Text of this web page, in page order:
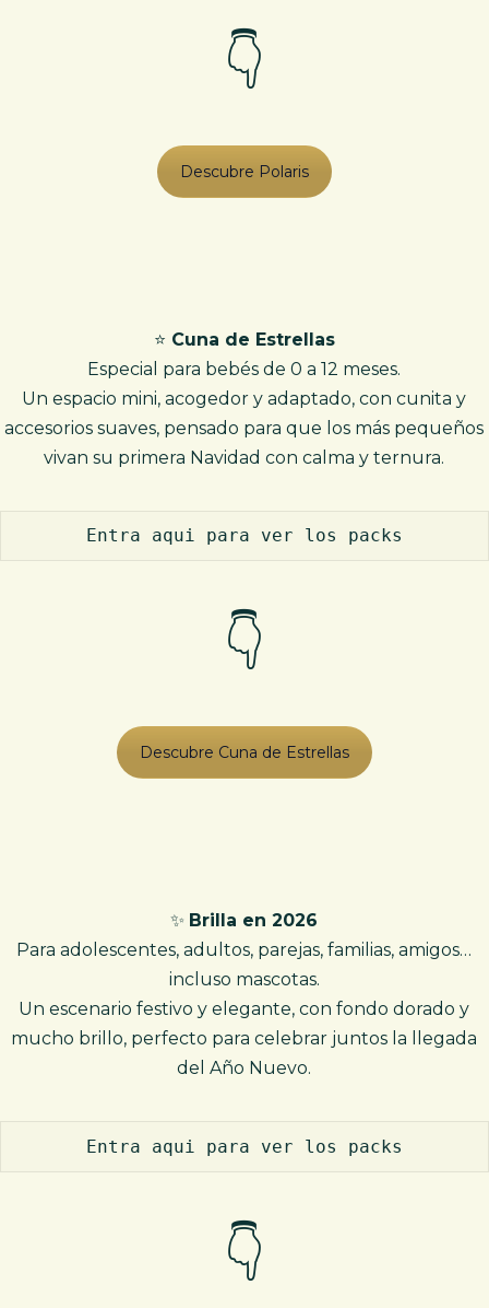
👇
Descubre Polaris
⭐ Cuna de Estrellas
Especial para bebés de 0 a 12 meses.
Un espacio mini, acogedor y adaptado, con cunita y
accesorios suaves, pensado para que los más pequeños
vivan su primera Navidad con calma y ternura.
Entra aqui para ver los packs
👇
Descubre Cuna de Estrellas
✨ Brilla en 2026
Para adolescentes, adultos, parejas, familias, amigos…
incluso mascotas.
Un escenario festivo y elegante, con fondo dorado y
mucho brillo, perfecto para celebrar juntos la llegada
del Año Nuevo.
Entra aqui para ver los packs
👇